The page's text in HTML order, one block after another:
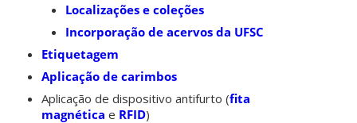
Localizações e coleções
Incorporação de acervos da UFSC
Etiquetagem
Aplicação de carimbos
Aplicação de dispositivo antifurto (fita
magnética e RFID)